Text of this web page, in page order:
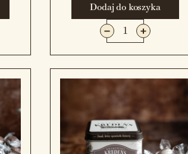
Dodaj do koszyka